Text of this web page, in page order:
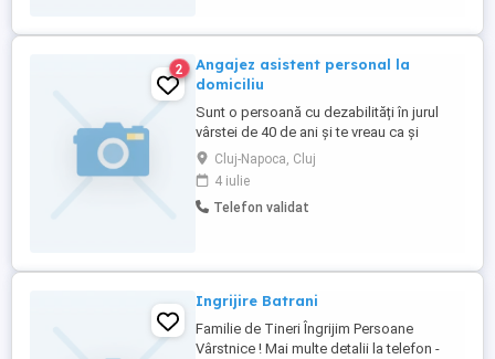
2
Angajez asistent personal la
domiciliu
Sunt o persoană cu dezabilități în jurul
vârstei de 40 de ani și te vreau ca și
asistentul meu personal part time.. Dacă
ești o persoană dinamică, open mind și ai
o vibrație pozitiva și îți dorești să ai un
venit dintr un job part time.... Contactează
Cluj-Napoca, Cluj
4 iulie
Telefon validat
Ingrijire Batrani
Familie de Tineri Îngrijim Persoane
Vârstnice ! Mai multe detalii la telefon -